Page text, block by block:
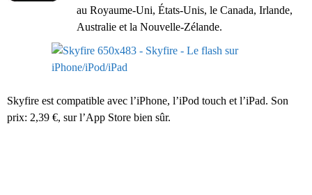
au Royaume-Uni, États-Unis, le Canada, Irlande,
Australie et la Nouvelle-Zélande.
Skyfire est compatible avec l’iPhone, l’iPod touch et l’iPad. Son
prix: 2,39 €, sur l’App Store bien sûr.